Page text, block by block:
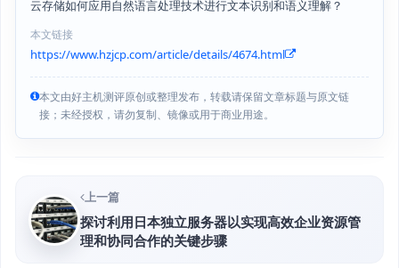
云存储如何应用自然语言处理技术进行文本识别和语义理解？
本文链接
https://www.hzjcp.com/article/details/4674.html
本文由好主机测评原创或整理发布，转载请保留文章标题与原文链
接；未经授权，请勿复制、镜像或用于商业用途。
上一篇
探讨利用日本独立服务器以实现高效企业资源管
理和协同合作的关键步骤